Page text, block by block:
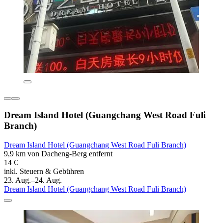
Dream Island Hotel (Guangchang West Road Fuli
Branch)
Dream Island Hotel (Guangchang West Road Fuli Branch)
9,9 km von Dacheng-Berg entfernt
14 €
inkl. Steuern & Gebühren
23. Aug.–24. Aug.
Dream Island Hotel (Guangchang West Road Fuli Branch)